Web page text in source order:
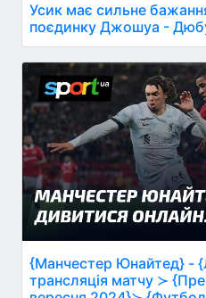
Усик має сильне
поєдинку Джошуа -
{Манчестер Юнайтед} -
трансляція матчу ≻